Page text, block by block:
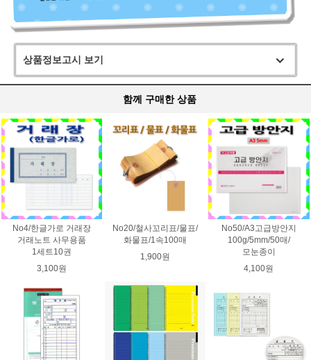
상품정보고시 보기
함께 구매한 상품
No4/한글가로 거래장
거래노트 사무용품
1세트10권
3,100원
No20/철사꼬리표/물표/
화물표/1속100매
1,900원
No50/A3고급방안지
100g/5mm/50매/
모눈종이
4,100원